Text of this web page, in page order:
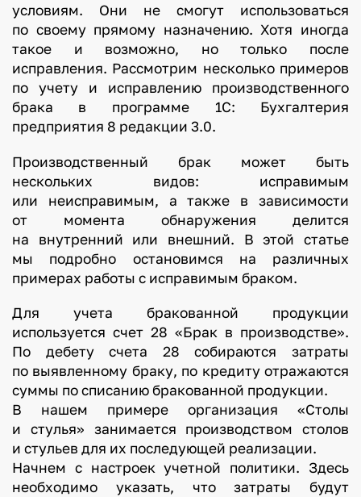
условиям. Они не смогут использоваться
по своему прямому назначению. Хотя иногда
такое и возможно, но только после
исправления. Рассмотрим несколько примеров
по учету и исправлению производственного
брака в программе 1С: Бухгалтерия
предприятия 8 редакции 3.0.
Производственный брак может быть
нескольких видов: исправимым
или неисправимым, а также в зависимости
от момента обнаружения делится
на внутренний или внешний. В этой статье
мы подробно остановимся на различных
примерах работы с исправимым браком.
Для учета бракованной продукции
используется счет 28 «Брак в производстве».
По дебету счета 28 собираются затраты
по выявленному браку, по кредиту отражаются
суммы по списанию бракованной продукции.
В нашем примере организация «Столы
и стулья» занимается производством столов
и стульев для их последующей реализации.
Начнем с настроек учетной политики. Здесь
необходимо указать, что затраты будут